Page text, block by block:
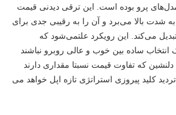
پرو بوده است. این ترقی دیدنی قیمت
شدت بالا می‌برد و آن را به رقیبی جدی برای
آیفون ۱۷ پرو تبدیل می‌کند. این رویکرد علتمی‌شود که
انتخاب ساده بین خوب و عالی روبرو نباشند
دلنشین که تفاوت قیمت نسبتا مقداری دارند
کلید پیروزی استراتژی تازه اپل خواهد می